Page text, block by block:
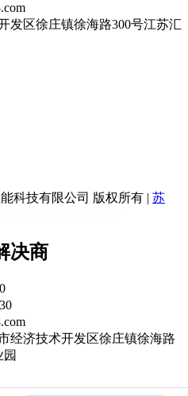
发区徐庄镇徐海路300号江苏汇
科技有限公司 版权所有 | 苏
决商
经济技术开发区徐庄镇徐海路